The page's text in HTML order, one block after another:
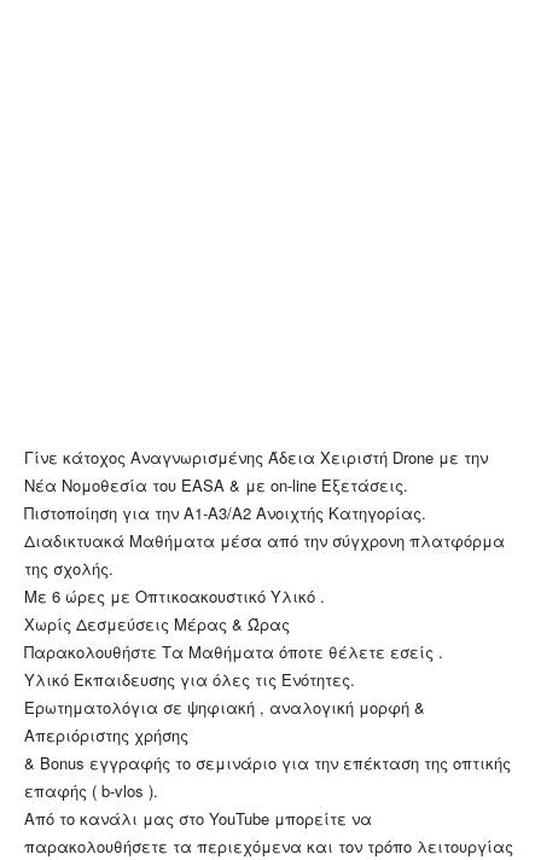
Γίνε κάτοχος Αναγνωρισμένης Άδεια Χειριστή Drone με την
Νέα Νομοθεσία του EASA & με on-line Εξετάσεις.
Πιστοποίηση για την Α1-Α3/Α2 Ανοιχτής Κατηγορίας.
Διαδικτυακά Μαθήματα μέσα από την σύγχρονη πλατφόρμα
της σχολής.
Με 6 ώρες με Οπτικοακουστικό Υλικό .
Χωρίς Δεσμεύσεις Μέρας & Ώρας
Παρακολουθήστε Τα Μαθήματα όποτε θέλετε εσείς .
Υλικό Εκπαιδευσης για όλες τις Ενότητες.
Ερωτηματολόγια σε ψηφιακή , αναλογική μορφή &
Απεριόριστης χρήσης
& Bonus εγγραφής το σεμινάριο για την επέκταση της οπτικής
επαφής ( b-vlos ).
Από το κανάλι μας στο YouTube μπορείτε να
παρακολουθήσετε τα περιεχόμενα και τον τρόπο λειτουργίας